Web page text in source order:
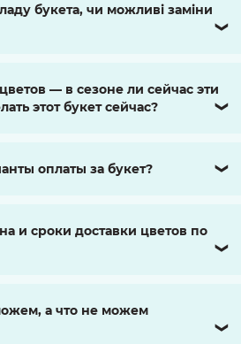
букета, чи можливі заміни
❯
— в сезоне ли сейчас эти
этот букет сейчас?
❯
оплаты за букет? ❯
и сроки доставки цветов по
❯
а что не можем
❯